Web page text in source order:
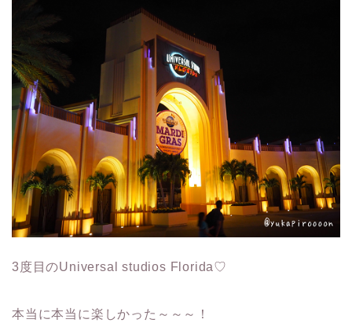
3度目のUniversal studios Florida♡
本当に本当に楽しかった～～～！